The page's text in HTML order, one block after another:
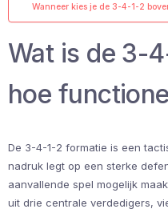
Wanneer kies je de 3-4-1-2
Wat is de 3-
hoe
De 3-4-1-2 formatie is een
nadruk legt op een sterke
aanvallende spel mogelijk
uit drie centrale verdedigers,